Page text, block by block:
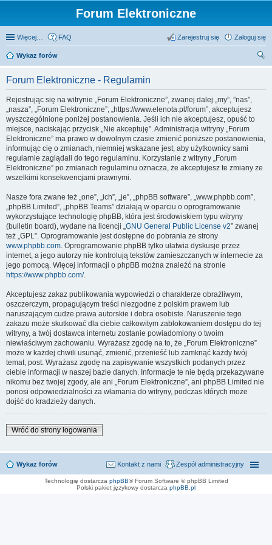
Forum Elektroniczne
Więcej… FAQ Zaloguj się
Zarejestruj się
Wykaz forów
Forum Elektroniczne - Regulamin
Rejestrując się na witrynie „Forum Elektroniczne”, zwanej dalej „my”, ”nas”,
„nasza”, „Forum Elektroniczne”, „https://www.elenota.pl/forum”, akceptujesz
wyszczególnione poniżej postanowienia. Jeśli ich nie akceptujesz, opuść to
miejsce, naciskając przycisk „Nie akceptuję”. Administracja witryny „Forum
Elektroniczne” ma prawo w dowolnym czasie zmienić poniższe postanowienia,
informując cię o zmianach, niemniej wskazane jest, aby użytkownicy sami
regularnie zaglądali do tego regulaminu. Korzystanie z witryny „Forum
Elektroniczne” po zmianach regulaminu oznacza, że akceptujesz te zmiany ze
wszelkimi konsekwencjami prawnymi.
Nasze fora zwane też „one”, „ich”, „je”, „phpBB software”, „www.phpbb.com”,
„phpBB Limited”, „phpBB Teams” działają w oparciu o oprogramowanie
wykorzystujące technologię phpBB, która jest środowiskiem typu witryny
(bulletin board), wydane na licencji „GNU General Public License v2” zwanej
też „GPL”. Oprogramowanie jest dostępne do pobrania ze strony
www.phpbb.com. Oprogramowanie phpBB tylko ułatwia dyskusje przez
internet, a jego autorzy nie kontrolują tekstów zamieszczanych w internecie za
jego pomocą. Więcej informacji o phpBB można znaleźć na stronie
https://www.phpbb.com/.
Akceptujesz zakaz publikowania wypowiedzi o charakterze obraźliwym,
oszczerczym, propagującym treści niezgodne z polskim prawem lub
naruszającym cudze prawa autorskie i dobra osobiste. Naruszenie tego
zakazu może skutkować dla ciebie całkowitym zablokowaniem dostępu do tej
witryny, a twój dostawca internetu zostanie powiadomiony o twoim
niewłaściwym zachowaniu. Wyrażasz zgodę na to, że „Forum Elektroniczne”
może w każdej chwili usunąć, zmienić, przenieść lub zamknąć każdy twój
temat, post. Wyrażasz zgodę na zapisywanie wszystkich podanych przez
ciebie informacji w naszej bazie danych. Informacje te nie będą przekazywane
nikomu bez twojej zgody, ale ani „Forum Elektroniczne”, ani phpBB Limited nie
ponosi odpowiedzialności za włamania do witryny, podczas których może
dojść do kradzieży danych.
Wróć do strony logowania
Wykaz forów Zespół administracyjny
Kontakt z nami
Technologię dostarcza phpBB® Forum Software © phpBB Limited
Polski pakiet językowy dostarcza phpBB.pl